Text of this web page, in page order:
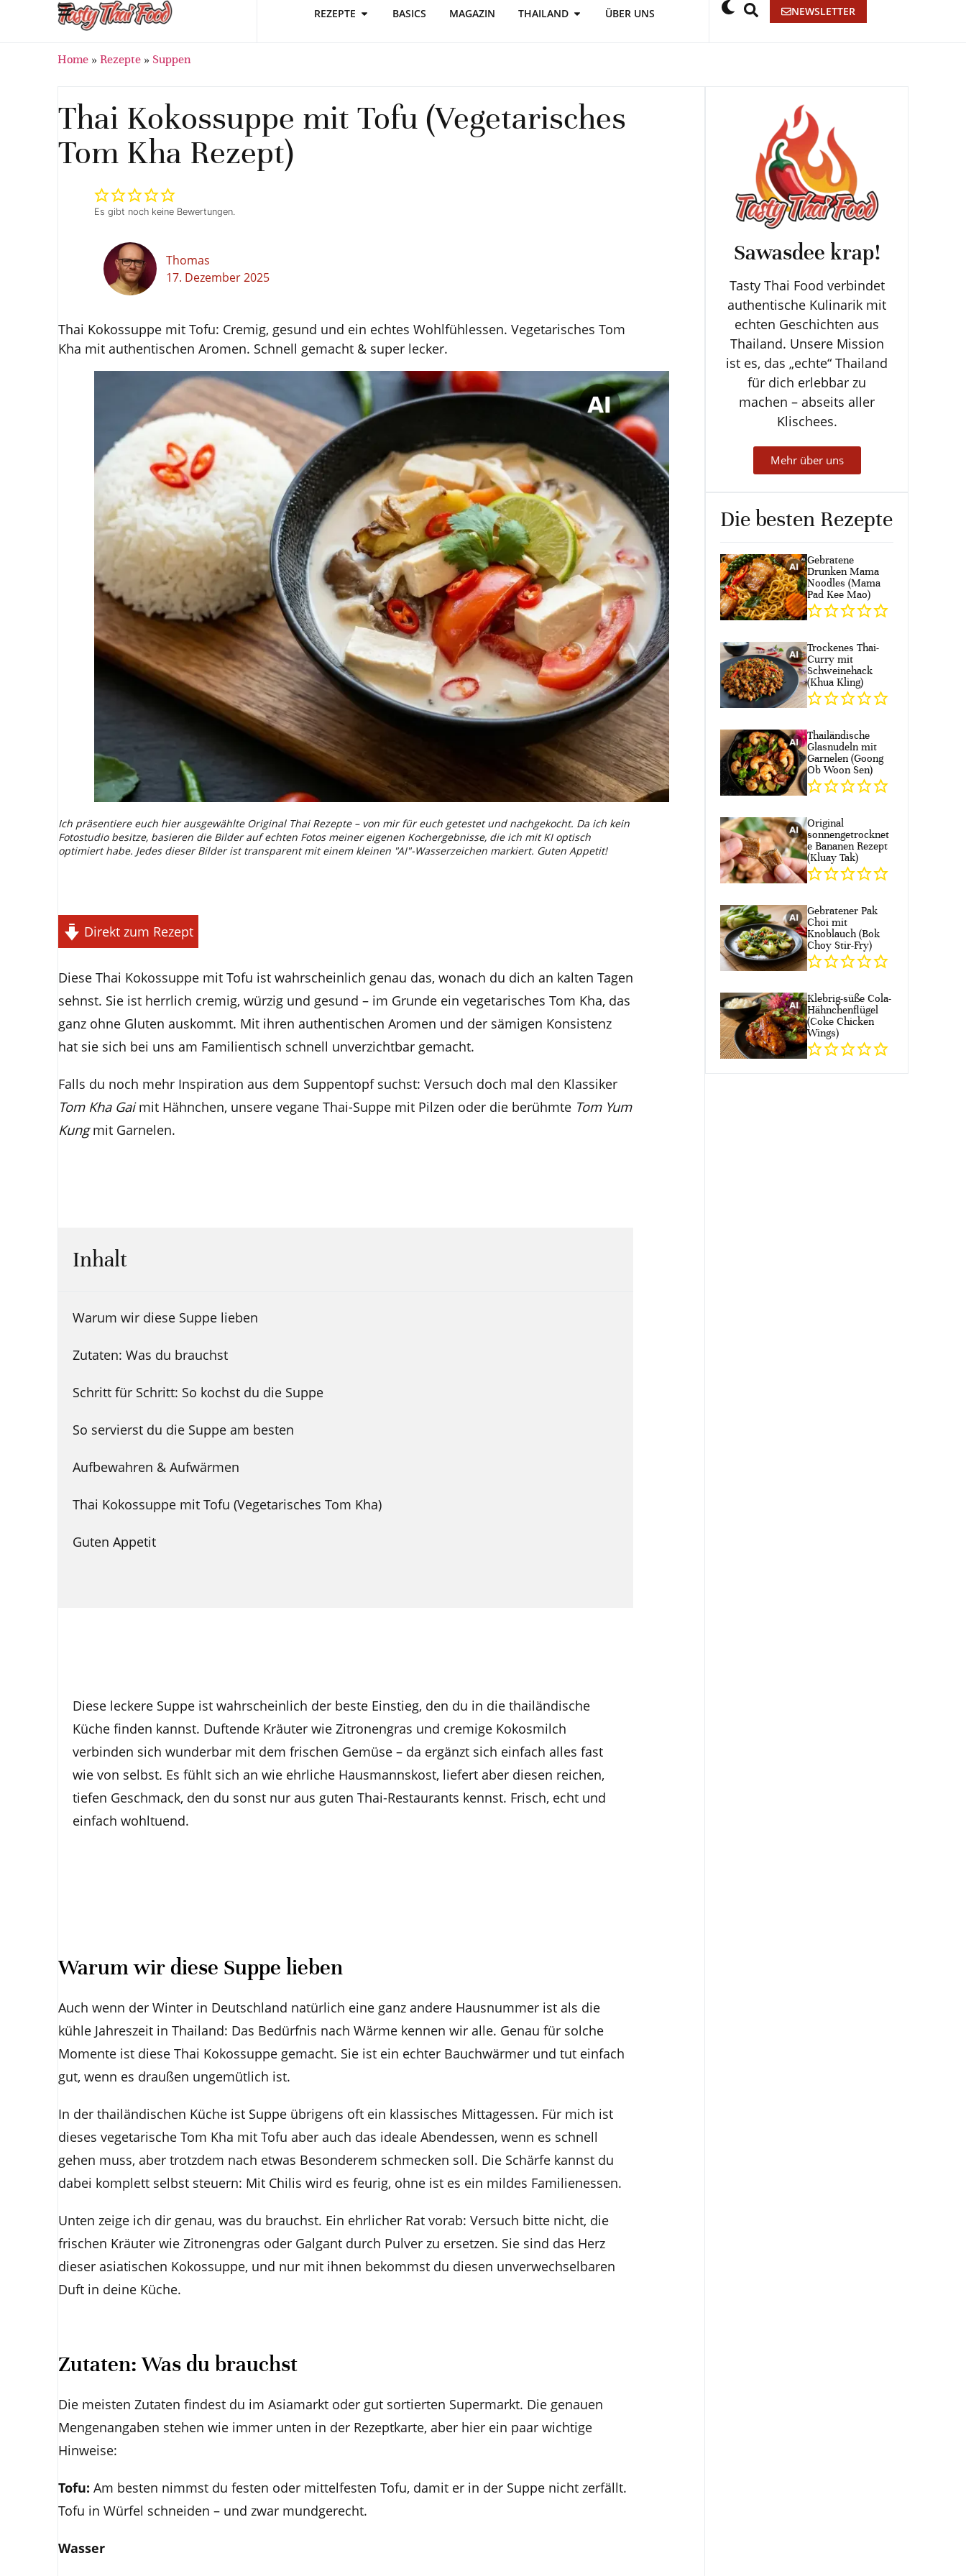
REZEPTE BASICS MAGAZIN THAILAND ÜBER UNS NEWSLETTER
Home » Rezepte » Suppen
Thai Kokossuppe mit Tofu (Vegetarisches
Tom Kha Rezept)
Es gibt noch keine Bewertungen.
Thomas
17. Dezember 2025
Thai Kokossuppe mit Tofu: Cremig, gesund und ein echtes Wohlfühlessen. Vegetarisches Tom
Kha mit authentischen Aromen. Schnell gemacht & super lecker.
Ich präsentiere euch hier ausgewählte Original Thai Rezepte – von mir für euch getestet und nachgekocht. Da ich kein
Fotostudio besitze, basieren die Bilder auf echten Fotos meiner eigenen Kochergebnisse, die ich mit KI optisch
optimiert habe. Jedes dieser Bilder ist transparent mit einem kleinen "AI"-Wasserzeichen markiert. Guten Appetit!
Direkt zum Rezept
Diese Thai Kokossuppe mit Tofu ist wahrscheinlich genau das, wonach du dich an kalten Tagen
sehnst. Sie ist herrlich cremig, würzig und gesund – im Grunde ein vegetarisches Tom Kha, das
ganz ohne Gluten auskommt. Mit ihren authentischen Aromen und der sämigen Konsistenz
hat sie sich bei uns am Familientisch schnell unverzichtbar gemacht.
Falls du noch mehr Inspiration aus dem Suppentopf suchst: Versuch doch mal den Klassiker
Tom Kha Gaimit Hähnchen, unsere vegane Thai-Suppe mit Pilzen oder die berühmte Tom Yum
Kungmit Garnelen.
Inhalt
Warum wir diese Suppe lieben
Zutaten: Was du brauchst
Schritt für Schritt: So kochst du die Suppe
So servierst du die Suppe am besten
Aufbewahren & Aufwärmen
Thai Kokossuppe mit Tofu (Vegetarisches Tom Kha)
Guten Appetit
Diese leckere Suppe ist wahrscheinlich der beste Einstieg, den du in die thailändische
Küche finden kannst. Duftende Kräuter wie Zitronengras und cremige Kokosmilch
verbinden sich wunderbar mit dem frischen Gemüse – da ergänzt sich einfach alles fast
wie von selbst. Es fühlt sich an wie ehrliche Hausmannskost, liefert aber diesen reichen,
tiefen Geschmack, den du sonst nur aus guten Thai-Restaurants kennst. Frisch, echt und
einfach wohltuend.
Warum wir diese Suppe lieben
Auch wenn der Winter in Deutschland natürlich eine ganz andere Hausnummer ist als die
kühle Jahreszeit in Thailand: Das Bedürfnis nach Wärme kennen wir alle. Genau für solche
Momente ist diese Thai Kokossuppe gemacht. Sie ist ein echter Bauchwärmer und tut einfach
gut, wenn es draußen ungemütlich ist.
In der thailändischen Küche ist Suppe übrigens oft ein klassisches Mittagessen. Für mich ist
dieses vegetarische Tom Kha mit Tofu aber auch das ideale Abendessen, wenn es schnell
gehen muss, aber trotzdem nach etwas Besonderem schmecken soll. Die Schärfe kannst du
dabei komplett selbst steuern: Mit Chilis wird es feurig, ohne ist es ein mildes Familienessen.
Unten zeige ich dir genau, was du brauchst. Ein ehrlicher Rat vorab: Versuch bitte nicht, die
frischen Kräuter wie Zitronengras oder Galgant durch Pulver zu ersetzen. Sie sind das Herz
dieser asiatischen Kokossuppe, und nur mit ihnen bekommst du diesen unverwechselbaren
Duft in deine Küche.
Zutaten: Was du brauchst
Die meisten Zutaten findest du im Asiamarkt oder gut sortierten Supermarkt. Die genauen
Mengenangaben stehen wie immer unten in der Rezeptkarte, aber hier ein paar wichtige
Hinweise:
Tofu: Am besten nimmst du festen oder mittelfesten Tofu, damit er in der Suppe nicht zerfällt.
Tofu in Würfel schneiden – und zwar mundgerecht.
Wasser
Sawasdee krap!
Tasty Thai Food verbindet
authentische Kulinarik mit
echten Geschichten aus
Thailand. Unsere Mission
ist es, das „echte“ Thailand
für dich erlebbar zu
machen – abseits aller
Klischees.
Mehr über uns
Die besten Rezepte
Gebratene
Drunken Mama
Noodles (Mama
Pad Kee Mao)
Trockenes Thai-
Curry mit
Schweinehack
(Khua Kling)
Thailändische
Glasnudeln mit
Garnelen (Goong
Ob Woon Sen)
Original
sonnengetrocknet
e Bananen Rezept
(Kluay Tak)
Gebratener Pak
Choi mit
Knoblauch (Bok
Choy Stir-Fry)
Klebrig-süße Cola-
Hähnchenflügel
(Coke Chicken
Wings)